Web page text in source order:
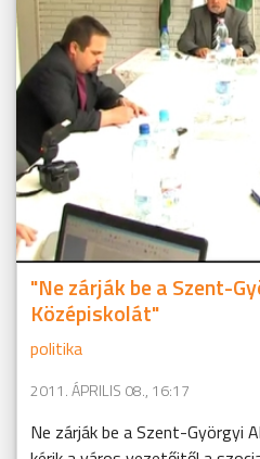
"Ne zárják be a Szent-
Középiskolát"
politika
2011. ÁPRILIS 08., 16:17
Ne zárják be a Szent-Györgyi